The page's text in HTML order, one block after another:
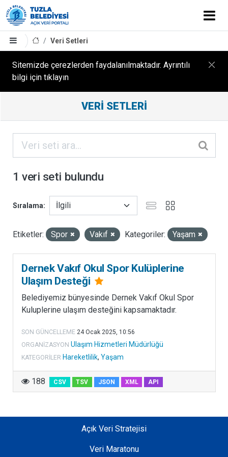
Veri Setleri
Sitemizde çerezlerden faydalanılmaktadır. Ayrıntılı
bilgi için tıklayın
Sonuçları
ORGANIZASYONLAR
KATEGORILER
ETIKETLER
VERI SETLERI
1 veri seti bulundu
Sıralama
Etiketler: Spor Vakıf Kategoriler: Yaşam
Dernek Vakıf Okul Spor Kulüplerine
Ulaşım Desteği
Belediyemiz bünyesinde Dernek Vakıf Okul Spor
Kuluplerine ulaşım desteğini kapsamaktadır.
SON GÜNCELLEME 24 Ocak 2025, 10:56
ORGANIZASYON Ulaşım Hizmetleri Müdürlüğü
KATEGORILER Hareketlilik, Yaşam
188 CSV TSV JSON XML API
Açık Veri Stratejisi
Veri Maratonu